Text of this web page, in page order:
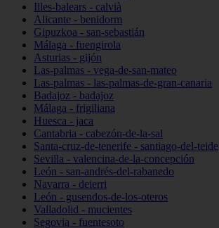
Illes-balears - calvià
Alicante - benidorm
Gipuzkoa - san-sebastián
Málaga - fuengirola
Asturias - gijón
Las-palmas - vega-de-san-mateo
Las-palmas - las-palmas-de-gran-canaria
Badajoz - badajoz
Málaga - frigiliana
Huesca - jaca
Cantabria - cabezón-de-la-sal
Santa-cruz-de-tenerife - santiago-del-teide
Sevilla - valencina-de-la-concepción
León - san-andrés-del-rabanedo
Navarra - deierri
León - gusendos-de-los-oteros
Valladolid - mucientes
Segovia - fuentesoto